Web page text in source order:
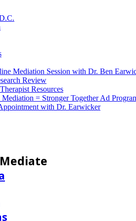
Mediation Session with Dr. Ben
Review
Resources
= Stronger Together Ad
with Dr. Earwicker